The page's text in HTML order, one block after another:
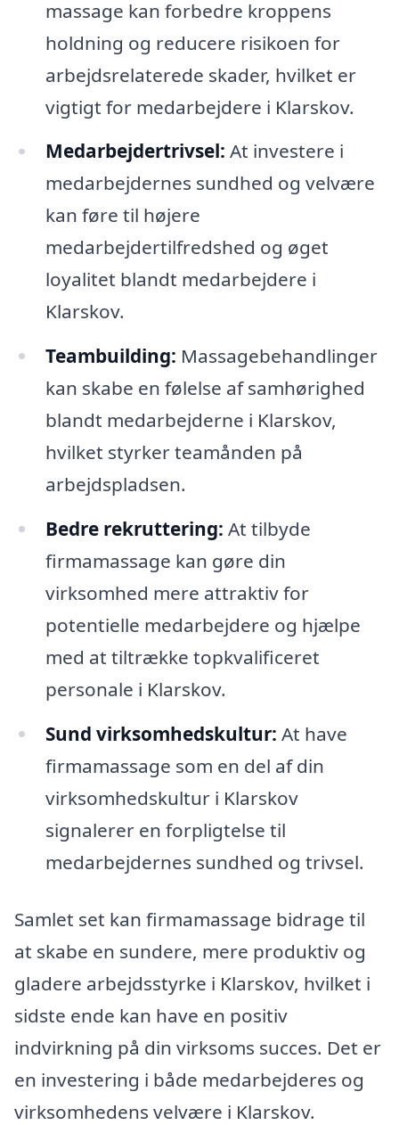
massage kan forbedre kroppens
holdning og reducere risikoen for
arbejdsrelaterede skader, hvilket er
vigtigt for medarbejdere i Klarskov.
Medarbejdertrivsel: At investere i
medarbejdernes sundhed og velvære
kan føre til højere
medarbejdertilfredshed og øget
loyalitet blandt medarbejdere i
Klarskov.
Teambuilding: Massagebehandlinger
kan skabe en følelse af samhørighed
blandt medarbejderne i Klarskov,
hvilket styrker teamånden på
arbejdspladsen.
Bedre rekruttering: At tilbyde
firmamassage kan gøre din
virksomhed mere attraktiv for
potentielle medarbejdere og hjælpe
med at tiltrække topkvalificeret
personale i Klarskov.
Sund virksomhedskultur: At have
firmamassage som en del af din
virksomhedskultur i Klarskov
signalerer en forpligtelse til
medarbejdernes sundhed og trivsel.
Samlet set kan firmamassage bidrage til
at skabe en sundere, mere produktiv og
gladere arbejdsstyrke i Klarskov, hvilket i
sidste ende kan have en positiv
indvirkning på din virksoms succes. Det er
en investering i både medarbejderes og
virksomhedens velvære i Klarskov.